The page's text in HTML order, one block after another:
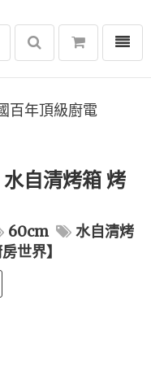
選單
百年頂級廚電
自清烤箱 烤
60cm
水自清烤
世界】